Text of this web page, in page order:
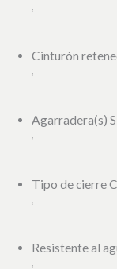
‘
Cinturón
‘
Agarradera(s)
‘
Tipo de cierre
‘
Resistente al